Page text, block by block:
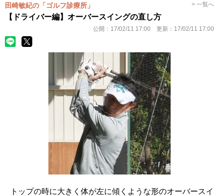
田崎敏紀の「ゴルフ診療所」 > 一覧へ
【ドライバー編】オーバースイングの直し方
公開： 17/02/11 17:00 更新： 17/02/11 17:00
トップの時に大きく体が左に傾くような形のオーバースイ